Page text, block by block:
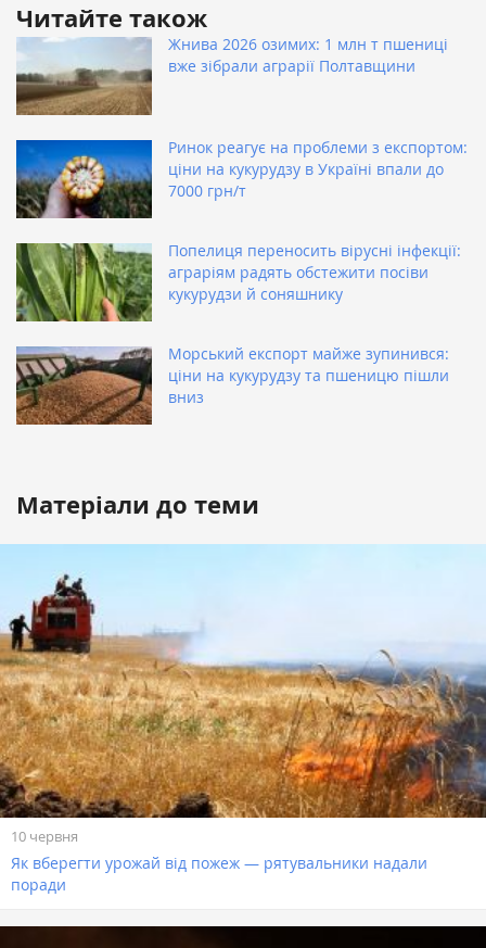
Читайте також
Жнива 2026 озимих: 1 млн т пшениці
вже зібрали аграрії Полтавщини
Ринок реагує на проблеми з експортом:
ціни на кукурудзу в Україні впали до
7000 грн/т
Попелиця переносить вірусні інфекції:
аграріям радять обстежити посіви
кукурудзи й соняшнику
Морський експорт майже зупинився:
ціни на кукурудзу та пшеницю пішли
вниз
Матеріали до теми
10 червня
Як вберегти урожай від пожеж — рятувальники надали
поради